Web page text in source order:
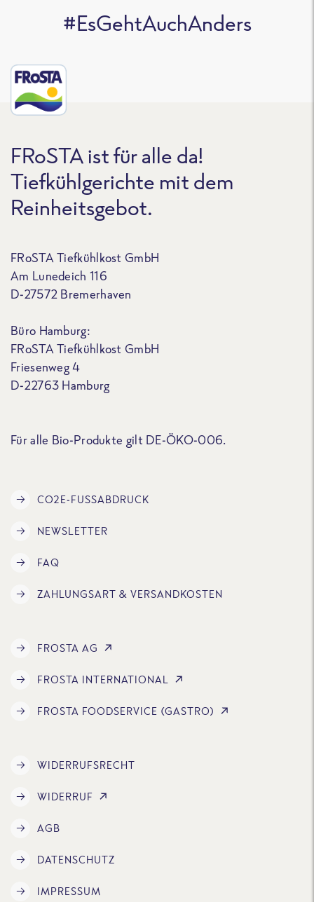
#EsGehtAuchAnders
FRoSTA ist für alle da!
Tiefkühlgerichte mit dem
Reinheitsgebot.
FRoSTA Tiefkühlkost GmbH
Am Lunedeich 116
D-27572 Bremerhaven
Büro Hamburg:
FRoSTA Tiefkühlkost GmbH
Friesenweg 4
D-22763 Hamburg
Für alle Bio-Produkte gilt DE-ÖKO-006.
CO2E-FUSSABDRUCK
NEWSLETTER
FAQ
ZAHLUNGSART & VERSANDKOSTEN
FROSTA AG
FROSTA INTERNATIONAL
FROSTA FOODSERVICE (GASTRO)
WIDERRUFSRECHT
WIDERRUF
AGB
DATENSCHUTZ
IMPRESSUM